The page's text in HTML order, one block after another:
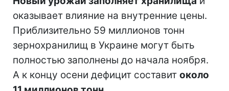
оказывает влияние на внутренние цены.
Приблизительно 59 миллионов тонн
зернохранилищ в Украине могут быть
полностью заполнены до начала ноября.
А к концу осени дефицит составит около